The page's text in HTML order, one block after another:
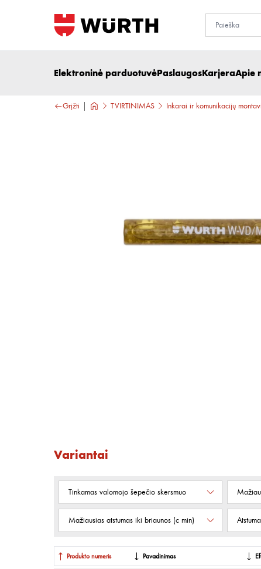
Elektroninė parduotuvėPaslaugosKarjeraApie
Grįžti TVIRTINIMAS Inkarai ir komunikacijų
Variantai
Tinkamas valomojo šepečio skersmuo
Mažiausias atstumas iki briaunos (c min)
Produkto numeris Pavadinimas